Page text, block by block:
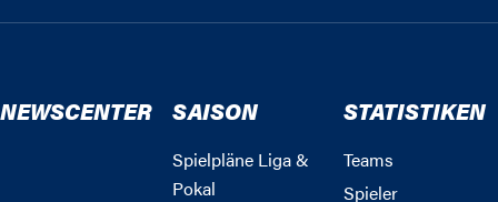
NEWSCENTER SAISON
Spielpläne Liga &
Pokal
STATISTIKEN
Teams
Spieler